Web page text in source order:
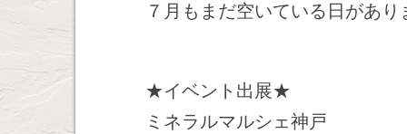
７月もまだ空いている日があり
★イベント出展★
ミネラルマルシェ神戸